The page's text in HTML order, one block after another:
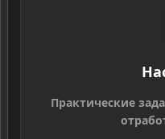
Практические